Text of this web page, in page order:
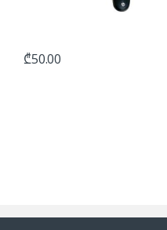
₾50.00